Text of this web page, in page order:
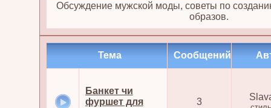
Обсуждение мужской моды, советы по
образов.
Тема Cообщений
Банкет чи
фуршет для
3